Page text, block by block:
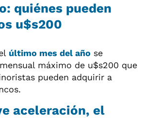
quiénes pueden
u$s200
último mes del año se
máximo de u$s200 que
pueden adquirir a
aceleración, el